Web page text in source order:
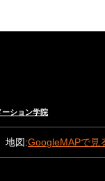
ション学院
地図:GoogleMAPで見